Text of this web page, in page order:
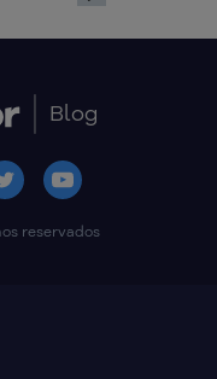
Blog
reservados